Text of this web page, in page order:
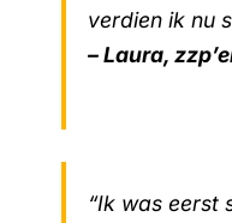
verdien ik nu
– Laura,
“Ik was eerst